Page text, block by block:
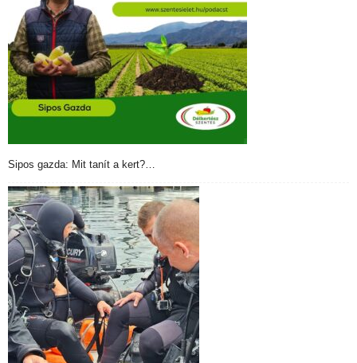
Sipos gazda: Mit tanít a kert?…